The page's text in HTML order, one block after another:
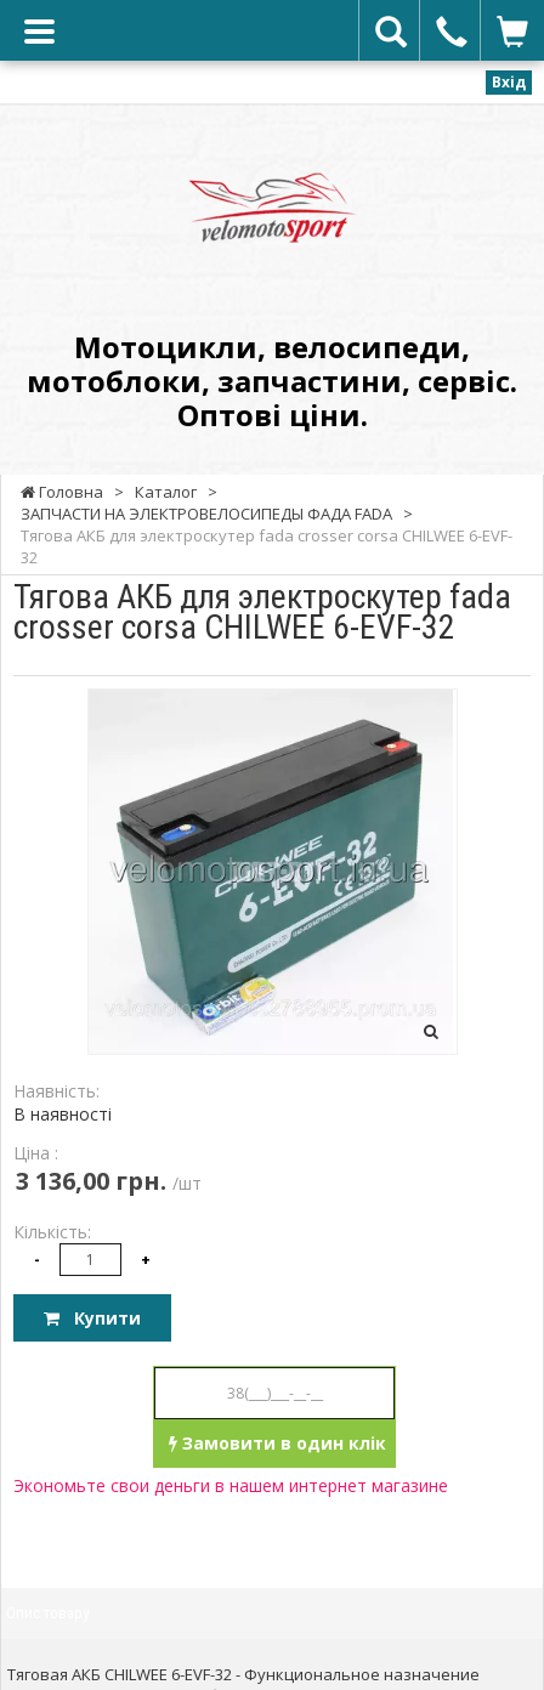
Вхід
Оптові
ціни.
Мотоцикли, велосипеди,
мотоблоки, запчастини, сервіс.
Оптові ціни.
Головна > Каталог >
ЗАПЧАСТИ НА ЭЛЕКТРОВЕЛОСИПЕДЫ ФАДА FADA >
Тягова АКБ для электроскутер fada crosser corsa CHILWEE 6-EVF-
32
Тягова АКБ для электроскутер fada
crosser corsa CHILWEE 6-EVF-32
Наявність:
В наявності
Ціна :
3 136,00 грн. /шт
Кількість:
- +
Купити
Замовити в один клік
Экономьте свои деньги в нашем интернет магазине
Тяговая АКБ CHILWEE 6-EVF-32 - Функциональное назначение